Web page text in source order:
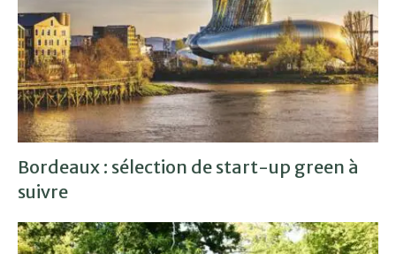
Bordeaux : sélection de start-up green à
suivre